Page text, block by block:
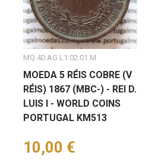
MQ.4D.AG.L1.02.01.M
MOEDA 5 RÉIS COBRE (V
RÉIS) 1867 (MBC-) - REI D.
LUIS I - WORLD COINS
PORTUGAL KM513
Preço
10,00 €